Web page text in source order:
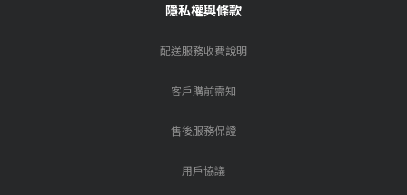
隱私權與條款
配送服務收費說明
客戶購前需知
售後服務保證
用戶協議